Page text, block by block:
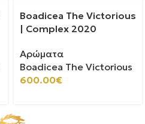
Boadicea The Victorious
| Complex 2020
Αρώματα
Boadicea The Victorious
600.00€